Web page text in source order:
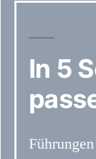
In 5